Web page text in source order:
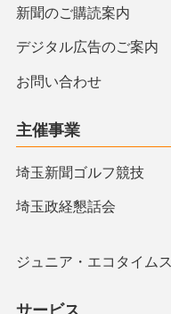
新聞のご購読案内
デジタル広告のご案内
お問い合わせ
主催事業
埼玉新聞ゴルフ競技
埼玉政経懇話会
ジュニア・エコタイムス
サービス